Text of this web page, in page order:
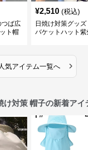
つば広
ト帽
¥2,510 (税込)
日焼け対策グッ
バケットハット
人気アイテム一覧へ ›
け対策 帽子の新着アイ